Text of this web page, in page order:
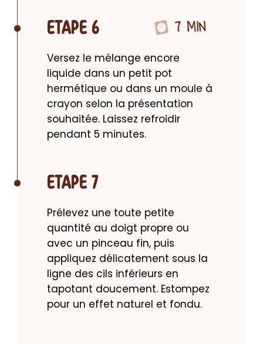
ETAPE 6 7 MIN
Versez le mélange encore
liquide dans un petit pot
hermétique ou dans un moule à
crayon selon la présentation
souhaitée. Laissez refroidir
pendant 5 minutes.
ETAPE 7
Prélevez une toute petite
quantité au doigt propre ou
avec un pinceau fin, puis
appliquez délicatement sous la
ligne des cils inférieurs en
tapotant doucement. Estompez
pour un effet naturel et fondu.